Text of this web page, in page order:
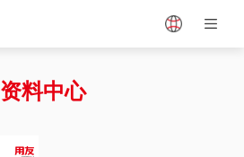
Vietnam
资料中心